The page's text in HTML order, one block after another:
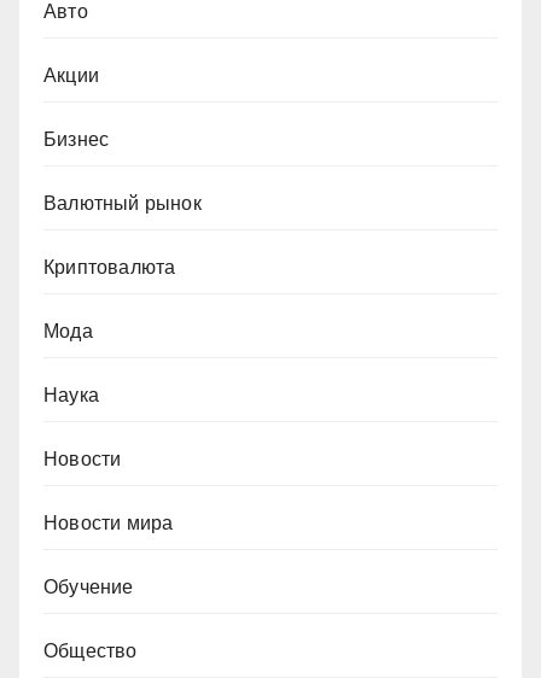
Авто
Акции
Бизнес
Валютный рынок
Криптовалюта
Мода
Наука
Новости
Новости мира
Обучение
Общество